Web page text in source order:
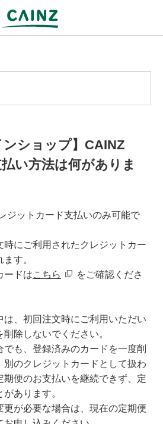
ンショップ】CAINZ
い方法は何がありま
ジットカード支払いのみ可能で
時にご利用されたクレジットカー
す。
ードはこちら
をご確認くださ
、初回注文時にご利用いただい
除しないでください。
でも、登録済みのカードを一度削
別のクレジットカードとして扱わ
期便のお支払いを継続できず、定
あります。
更が必要な場合は、現在の定期便